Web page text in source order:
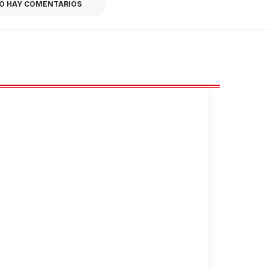
HAY COMENTARIOS